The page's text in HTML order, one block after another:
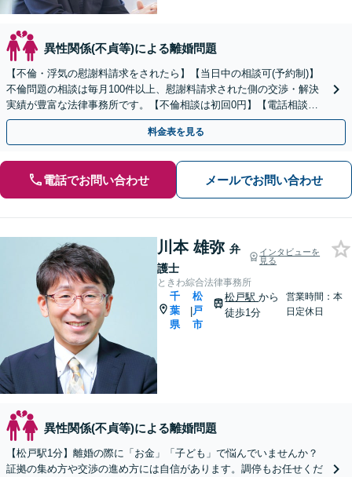
異性関係(不貞等)による離婚問題
【不倫・浮気の慰謝料請求をされたら】【当日中の相談可(予約制)】
不倫問題の相談は毎月100件以上、慰謝料請求された側の交渉・解決
実績が豊富な法律事務所です。【不倫相談は初回0円】【電話相談で
ご契約まで対応可/来所不要】
料金表を見る
電話でお問い合わせ メールでお問い合わせ
川本 雄弥 弁
護士
インタビューを
見る
ときわ綜合法律事務所
千
葉
県
|
松
戸
市
松戸駅から
徒歩1分
営業時間：本
日定休日
異性関係(不貞等)による離婚問題
【松戸駅1分】離婚の際に「お金」「子ども」で悩んでいませんか？
証拠の集め方や交渉の進め方には自信があります。調停もお任せくだ